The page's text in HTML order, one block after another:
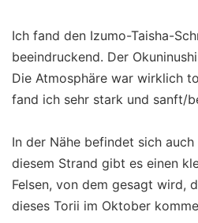
Ich fand den Izumo-Taisha-
beeindruckend. Der
Die Atmosphäre war wirklich
fand ich sehr stark und sanft/
In der Nähe befindet sich
diesem Strand gibt es einen
Felsen, von dem gesagt wird,
dieses Torii im Oktober